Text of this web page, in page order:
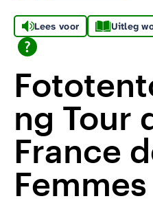
Lees voor Uitleg
ng Tour
France
Femmes